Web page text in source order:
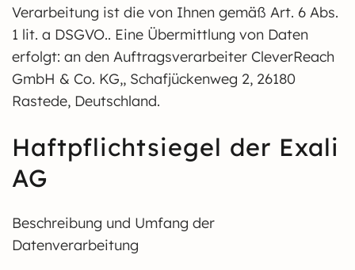
Verarbeitung ist die von Ihnen gemäß Art. 6 Abs.
1 lit. a DSGVO.. Eine Übermittlung von Daten
erfolgt: an den Auftragsverarbeiter CleverReach
GmbH & Co. KG,, Schafjückenweg 2, 26180
Rastede, Deutschland.
Haftpflichtsiegel der Exali
AG
Beschreibung und Umfang der
Datenverarbeitung